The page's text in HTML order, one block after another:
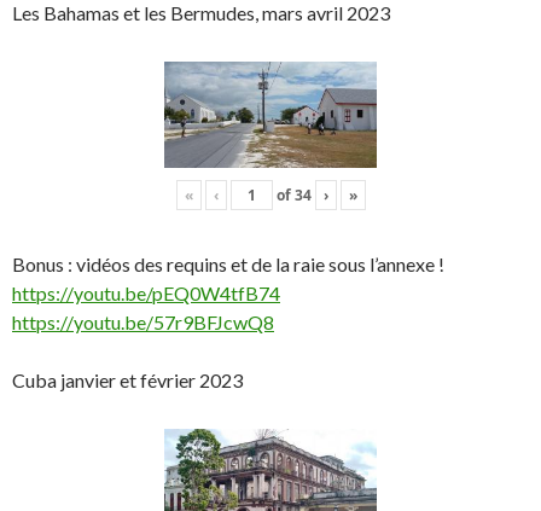
Les Bahamas et les Bermudes, mars avril 2023
« ‹ of34 › »
Bonus : vidéos des requins et de la raie sous l’annexe !
https://youtu.be/pEQ0W4tfB74
https://youtu.be/57r9BFJcwQ8
Cuba janvier et février 2023